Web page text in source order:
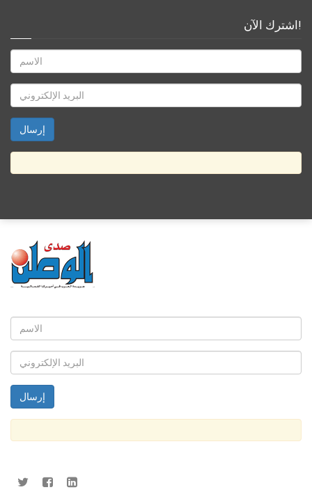
اشترك الآن!